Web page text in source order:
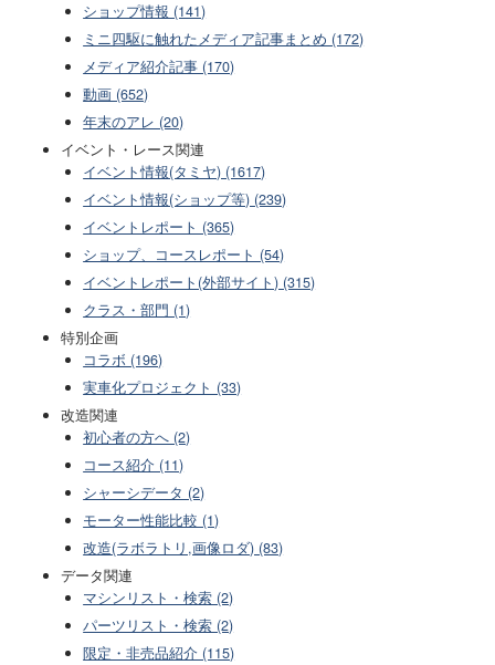
ショップ情報 (141)
ミニ四駆に触れたメディア記事まとめ (172)
メディア紹介記事 (170)
動画 (652)
年末のアレ (20)
イベント・レース関連
イベント情報(タミヤ) (1617)
イベント情報(ショップ等) (239)
イベントレポート (365)
ショップ、コースレポート (54)
イベントレポート(外部サイト) (315)
クラス・部門 (1)
特別企画
コラボ (196)
実車化プロジェクト (33)
改造関連
初心者の方へ (2)
コース紹介 (11)
シャーシデータ (2)
モーター性能比較 (1)
改造(ラボラトリ,画像ロダ) (83)
データ関連
マシンリスト・検索 (2)
パーツリスト・検索 (2)
限定・非売品紹介 (115)